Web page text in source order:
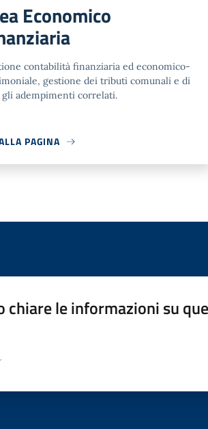
Economico
contabilità finanziaria ed economico-
gestione dei tributi comunali e di
adempimenti correlati.
PAGINA
chiare le informazioni su
pagina